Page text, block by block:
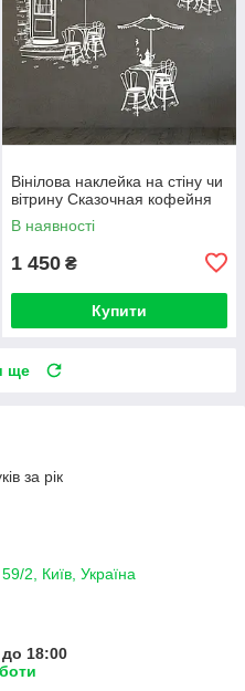
Вінілова наклейка на стіну чи
вітрину Сказочная кофейня
В наявності
1 450 ₴
Купити
ще
за рік
2, Київ, Україна
18:00